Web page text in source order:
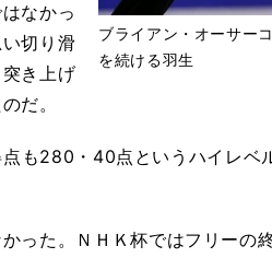
ブライアン・オーサー
を続ける羽生
なかっ
切り滑
き上げ
だ。
も280・40点というハイレベ
った。ＮＨＫ杯ではフリーの